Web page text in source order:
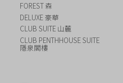
FOREST 森
DELUXE 豪華
CLUB SUITE 山麓
CLUB PENTHHOUSE SUITE
隱泉閣樓